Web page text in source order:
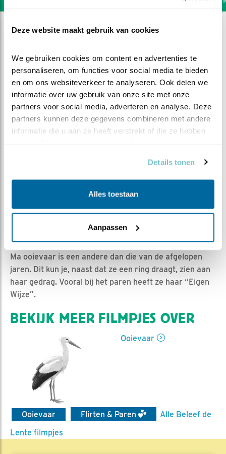
Deze website maakt gebruik van cookies
We gebruiken cookies om content en advertenties te
personaliseren, om functies voor social media te bieden
en om ons websiteverkeer te analyseren. Ook delen we
informatie over uw gebruik van onze site met onze
partners voor social media, adverteren en analyse. Deze
partners kunnen deze gegevens combineren met andere
informatie die u aan ze heeft verstrekt of die ze hebben
Details tonen
Alles toestaan
Aanpassen
Eigen wijze
Jan-Willem BDL | Geplaatst op 21 maart 2021, 13:32 |
Vind ik leuk| Bewaar dit filmpje|
889x
Ma ooievaar is een andere dan die van de afgelopen
jaren. Dit kun je, naast dat ze een ring draagt, zien aan
haar gedrag. Vooral bij het paren heeft ze haar “Eigen
Wijze”.
BEKIJK MEER FILMPJES OVER
Ooievaar
Ooievaar Flirten & Paren
Alle Beleef de
Lente filmpjes